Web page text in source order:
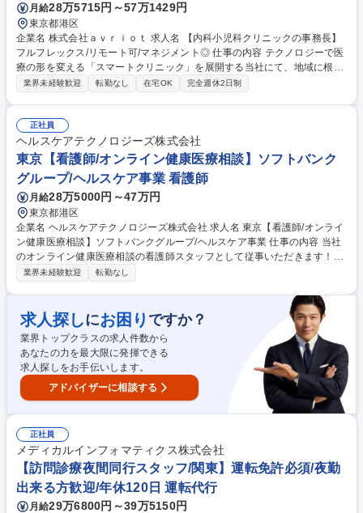
月給28万5715円～57万1429円
東京都港区
企業名 株式会社ａｖｒｉｏｔ 求人名 【内科小児科クリニックの事務長】
フルフレックス/リモート可/マネジメント◎ 仕事の内容 テクノロジーで医
療の形を変える「スマートクリニック」を展開する当社にて、地域に根ざ
した内科・小児科クリニックの円滑な運営と成長を牽引する「事務長」を
長（理事長）の経営サポート・数値管理 ■現場フォロー・開院準備サポー
ト （業務の変更の範囲：当社業務全般） 募集職種 【内科小児科クリニッ
クの事務長】フルフレックス/リモート可/マネジメント◎
業界未経験歓迎 転勤なし 在宅OK 完全週休2日制
正社員
ヘルスケアテクノロジーズ株式会社
東京【看護師/オンライン健康医療相談】ソフトバンク
グループ/ヘルスケア事業 看護師
月給28万5000円～47万円
東京都港区
企業名 ヘルスケアテクノロジーズ株式会社 求人名 東京【看護師/オンライ
ン健康医療相談】ソフトバンクグループ/ヘルスケア事業 仕事の内容 当社
のオンライン健康医療相談の看護師スタッフとして従事いただきます！看
護師からの事業会社へキャリアチェンジしたい方を歓迎します。これまで
相談/幅広く一般的な相談(医療/健康等)に対応/メタボリックシンドローム
予防のための特定保健指導(相談および継続支援)/相談マニュアルの作成
【チーム構成】医師/薬剤師/看護師/保健師で構成される複数名のチームで
動きます。 【身につくスキル/経験】AIを用いた次世代医療サービスの構
築経験を積める/ビジネススキルを習得できる/未病予防の領域で活躍でき
る 募集職種 東京【看護師/オンライン健康医療相談】ソフトバンクグルー
プ/ヘルスケア事業
業界未経験歓迎 転勤なし
求人探しにお困り ですか？
業界トップクラスの求人件数から
あなたの力を最大限に発揮できる
求人探しをお手伝いします。
アドバイザーに相談する
正社員
メディカルインフォマティクス株式会社
【訪問診療夜間同行スタッフ/関東】運転免許必須/夜勤
出来る方歓迎/年休120日 運転代行
月給29万6800円～39万5150円